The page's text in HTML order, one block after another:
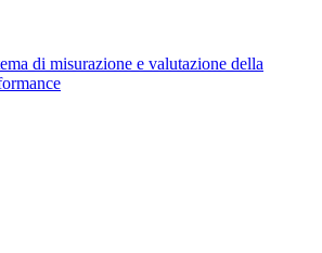
di misurazione e valutazione della